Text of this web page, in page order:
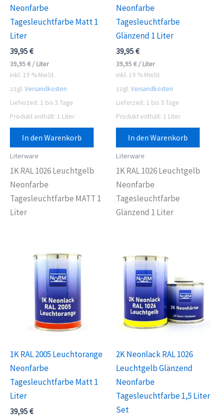
Neonfarbe
Tagesleuchtfarbe Matt 1
Liter
39,95€
39,95€ / Liter
inkl. 19 % MwSt.
zzgl. Versandkosten
Lieferzeit: 1 bis 3 Tage
Produkt enthält: 1 Liter
In den Warenkorb
Literware
1K RAL 1026 Leuchtgelb
Neonfarbe
Tagesleuchtfarbe MATT 1
Liter
Neonfarbe
Tagesleuchtfarbe
Glänzend 1 Liter
39,95€
39,95€ / Liter
inkl. 19 % MwSt.
zzgl. Versandkosten
Lieferzeit: 1 bis 3 Tage
Produkt enthält: 1 Liter
In den Warenkorb
Literware
1K RAL 1026 Leuchtgelb
Neonfarbe
Tagesleuchtfarbe
Glänzend 1 Liter
1K RAL 2005 Leuchtorange
Neonfarbe
Tagesleuchtfarbe Matt 1
Liter
39,95€
2K Neonlack RAL 1026
Leuchtgelb Glänzend
Neonfarbe
Tagesleuchtfarbe 1,5 Liter
Set